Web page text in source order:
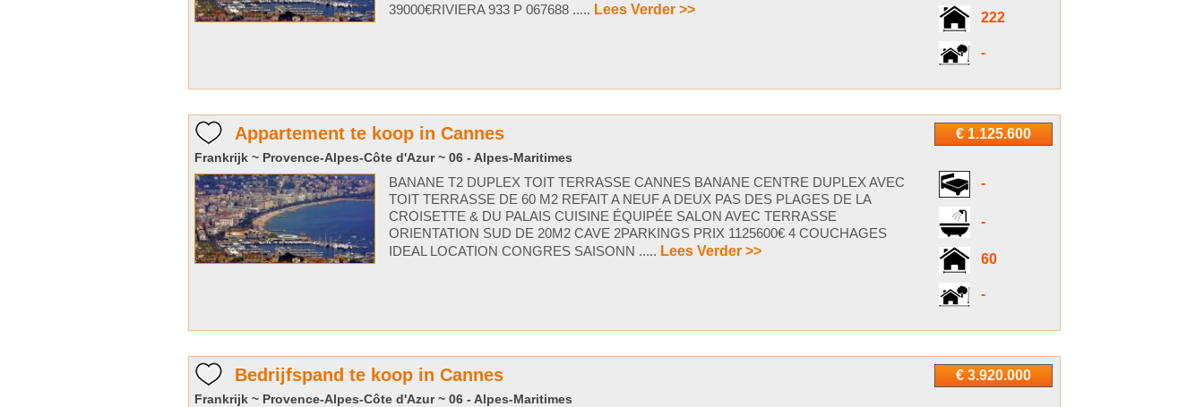
222
-
39000€RIVIERA 933 P 067688 ..... Lees Verder >>
€ 1.125.600
Appartement te koop in Cannes
Frankrijk ~ Provence-Alpes-Côte d'Azur ~ 06 - Alpes-Maritimes
-
-
60
-
BANANE T2 DUPLEX TOIT TERRASSE CANNES BANANE CENTRE DUPLEX AVEC
TOIT TERRASSE DE 60 M2 REFAIT A NEUF A DEUX PAS DES PLAGES DE LA
CROISETTE & DU PALAIS CUISINE ÉQUIPÉE SALON AVEC TERRASSE
ORIENTATION SUD DE 20M2 CAVE 2PARKINGS PRIX 1125600€ 4 COUCHAGES
IDEAL LOCATION CONGRES SAISONN ..... Lees Verder >>
€ 3.920.000
Bedrijfspand te koop in Cannes
Frankrijk ~ Provence-Alpes-Côte d'Azur ~ 06 - Alpes-Maritimes